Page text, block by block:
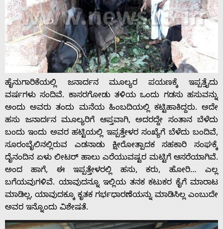
Home
About
ಹೈನುಗಾರಿಕೆಯಲ್ಲಿ ಜನಾರ್ದನ ಮೂಲ್ಯರ ಪಯಣಕ್ಕೆ ಇಪ್ಪತ್ತೈದು
ವರ್ಷಗಳು ಸಂದಿವೆ. ಕಾಸರಗೋಡು ತಳಿಯ ಒಂದು ಗಡಸು ಹಸುವನ್ನು
ಅಂದು ಅವರು ತಂದು ಮನೆಯ ಹಿಂಬದಿಯಲ್ಲಿ ಕಟ್ಟಿಹಾಕಿದ್ದರು. ಅದೇ
ಹಸು ಜನಾರ್ದನ ಮೂಲ್ಯರಿಗೆ ಆಪ್ತವಾಗಿ, ಅದರದ್ದೇ ಸಂತಾನ ಬೆಳೆದು
ಬಂದು ಇಂದು ಅವರ ಹಟ್ಟಿಯಲ್ಲಿ ಇಪ್ಪತ್ತೇಳರ ಸಂಖ್ಯೆಗೆ ಬೆಳೆದು ಬಂದಿವೆ,
ಸೂರಂಬೈಲಿನಲ್ಲಿರುವ ಎಡನಾಡು ಕ್ಷೀರೋತ್ಪಾದಕ ಸಹಕಾರಿ ಸಂಘಕ್ಕೆ
ದೈನಂದಿನ ಏಳು ಲೀಟರ್ ಹಾಲು ಎರೆಯುವಷ್ಟರ ಮಟ್ಟಿಗೆ ಆಸರೆಯಾಗಿವೆ.
ಅಂದ ಹಾಗೆ, ಈ ಇಪ್ಪತ್ತೇಳರಲ್ಲಿ ಹಸು, ಕರು, ಹೋರಿ… ಎಲ್ಲ
ಬಗೆಯವುಗಳಿವೆ. ಯಾವುದನ್ನೂ ಇಲ್ಲಿಯ ತನಕ ಕಟುಕರ ಕೈಗೆ ಮಾರಾಟ
ಮಾಡಿಲ್ಲ, ಯಾವುದಕ್ಕೂ ಕೃತಕ ಗರ್ಭಧಾರಣೆಯನ್ನು ಮಾಡಿಸಿಲ್ಲ ಎಂಬುದೇ
ಅವರ ಇನ್ನೊಂದು ವಿಶೇಷತೆ.